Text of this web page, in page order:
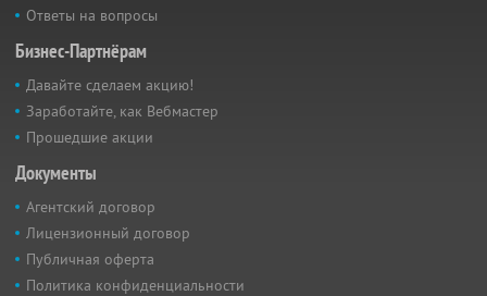
Ответы на вопросы
Бизнес-Партнёрам
Давайте сделаем акцию!
Заработайте, как Вебмастер
Прошедшие акции
Документы
Агентский договор
Лицензионный договор
Публичная оферта
Политика конфиденциальности